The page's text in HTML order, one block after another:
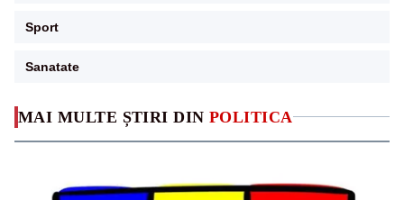
MAI MULTE ȘTIRI DIN POLITICA
Sport
Sanatate